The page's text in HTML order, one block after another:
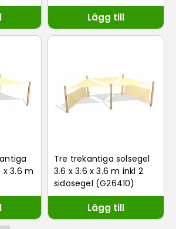
Lägg till
x 3.6 m
Tre trekantiga solsegel
3.6 x 3.6 x 3.6 m inkl 2
sidosegel (G26410)
Lägg till